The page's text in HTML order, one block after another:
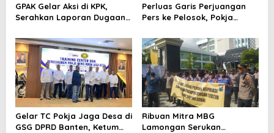
GPAK Gelar Aksi di KPK,
Serahkan Laporan Dugaan
Perluas Garis Perjuangan
Pers ke Pelosok, Pokja
Kabupaten/Kota Resmi
Dilantik
Gelar TC Pokja Jaga Desa di
GSG DPRD Banten, Ketum
Ribuan Mitra MBG
Lamongan Serukan